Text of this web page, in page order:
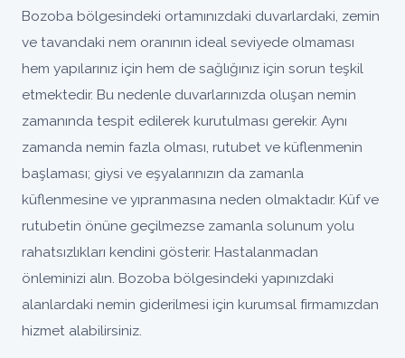
Bozoba bölgesindeki ortamınızdaki duvarlardaki, zemin
ve tavandaki nem oranının ideal seviyede olmaması
hem yapılarınız için hem de sağlığınız için sorun teşkil
etmektedir. Bu nedenle duvarlarınızda oluşan nemin
zamanında tespit edilerek kurutulması gerekir. Aynı
zamanda nemin fazla olması, rutubet ve küflenmenin
başlaması; giysi ve eşyalarınızın da zamanla
küflenmesine ve yıpranmasına neden olmaktadır. Küf ve
rutubetin önüne geçilmezse zamanla solunum yolu
rahatsızlıkları kendini gösterir. Hastalanmadan
önleminizi alın. Bozoba bölgesindeki yapınızdaki
alanlardaki nemin giderilmesi için kurumsal firmamızdan
hizmet alabilirsiniz.